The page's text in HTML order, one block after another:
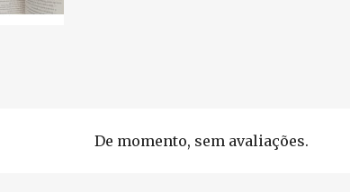
De momento, sem avaliações.